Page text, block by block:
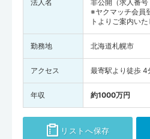
法人名
非公開（求人番号
※ヤクマッチ会員
トよりご案内いた
勤務地 北海道札幌市
アクセス 最寄駅より徒歩 4
年収 約1000万円
リストへ保存